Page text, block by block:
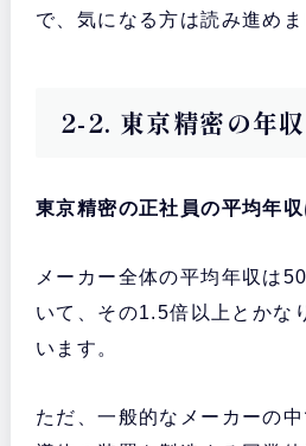
で、気になる方は読み進めま
2-2. 東京精密の年収
東京精密の正社員の平均年
メーカー全体の平均年収は
いて、その1.5倍以上とかな
います。
ただ、一般的なメーカーの